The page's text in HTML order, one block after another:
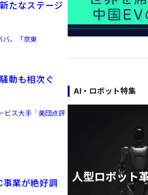
たなステージ
バ、「京東
動も相次ぐ
ビス大手「美団点評
事業が絶好調
AI・ロボット特集